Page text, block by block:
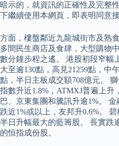
暗示的，就資訊的正確性及完整
下繼續使用本網頁，即表明同意
方面，樓盤鄰近九龍城街市及熟
多間民生商店及食肆，大型購物
數分鐘步程之遙。 港股初段窄幅
大至逾130點，高見21259點，中
點，半日主板成交額708億元。
指數升近1.8%，ATMXJ普遍上升
巴、京東集團和騰訊升逾1%。
跌近1%或以上，友邦升0.6%。
半日升幅最大的藍籌股。 長實跌
的恒指成份股。